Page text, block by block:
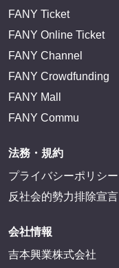
FANY Ticket
FANY Online Ticket
FANY Channel
FANY Crowdfunding
FANY Mall
FANY Commu
法務・規約
プライバシーポリシー
反社会的勢力排除宣言
会社情報
吉本興業株式会社